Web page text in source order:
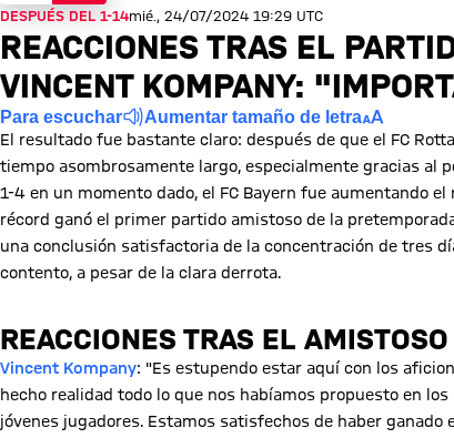
DESPUÉS DEL 1-14mié., 24/07/2024 19:29 UTC
REACCIONES TRAS EL
VINCENT KOMPANY:
Para escuchar Aumentar tamaño de letra
El resultado fue bastante claro: después de que el FC
tiempo asombrosamente largo, especialmente gracias al
1-4 en un momento dado, el FC Bayern fue aumentando
récord ganó el primer partido amistoso de la
una conclusión satisfactoria de la concentración de tres
contento, a pesar de la clara derrota.
REACCIONES TRAS EL
Vincent Kompany: "Es estupendo estar aquí con los
hecho realidad todo lo que nos habíamos propuesto en
jóvenes jugadores. Estamos satisfechos de haber